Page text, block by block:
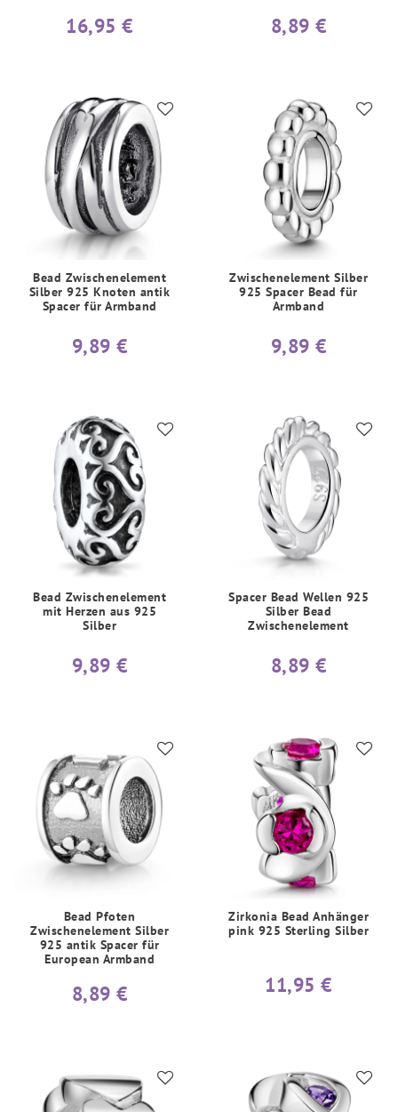
16,95 € 8,89 €
Bead Zwischenelement
Silber 925 Knoten antik
Spacer für Armband
9,89 €
Zwischenelement Silber
925 Spacer Bead für
Armband
9,89 €
Bead Zwischenelement
mit Herzen aus 925
Silber
9,89 €
Spacer Bead Wellen 925
Silber Bead
Zwischenelement
8,89 €
Bead Pfoten
Zwischenelement Silber
925 antik Spacer für
European Armband
8,89 €
Zirkonia Bead Anhänger
pink 925 Sterling Silber
11,95 €